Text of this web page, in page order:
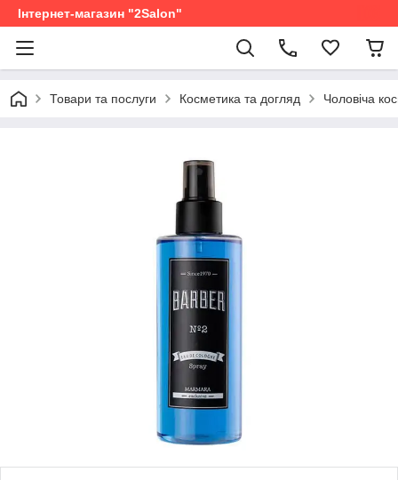
Інтернет-магазин "2Salon"
Товари та послуги Косметика та догляд Чоловіча